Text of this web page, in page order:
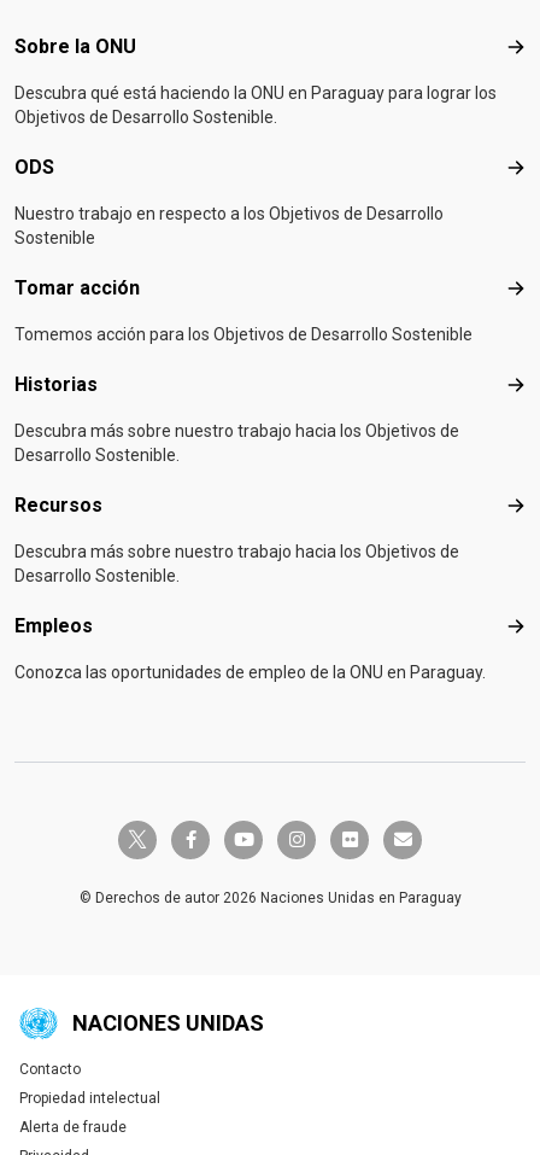
Footer menu
Sobre la ONU
Descubra qué está haciendo la ONU en Paraguay para lograr los
Objetivos de Desarrollo Sostenible.
ODS
Nuestro trabajo en respecto a los Objetivos de Desarrollo
Sostenible
Tomar acción
Tomemos acción para los Objetivos de Desarrollo Sostenible
Historias
Descubra más sobre nuestro trabajo hacia los Objetivos de
Desarrollo Sostenible.
Recursos
Descubra más sobre nuestro trabajo hacia los Objetivos de
Desarrollo Sostenible.
Empleos
Conozca las oportunidades de empleo de la ONU en Paraguay.
twitter-x facebook-fyoutube instagramflickr envelope
© Derechos de autor 2026 Naciones Unidas en Paraguay
NACIONES UNIDAS
Global U.N. menu
Contacto
Propiedad intelectual
Alerta de fraude